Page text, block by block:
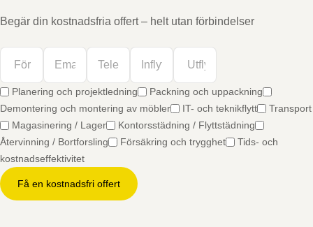
Begär din kostnadsfria offert – helt utan förbindelser
Planering och projektledning
Packning och uppackning
Demontering och montering av möbler
IT- och teknikflytt
Transport
Magasinering / Lager
Kontorsstädning / Flyttstädning
Återvinning / Bortforsling
Försäkring och trygghet
Tids- och
kostnadseffektivitet
Få en kostnadsfri offert